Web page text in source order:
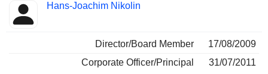
Hans-Joachim Nikolin
Director/Board Member
17/08/2009
Corporate Officer/Principal
31/07/2011